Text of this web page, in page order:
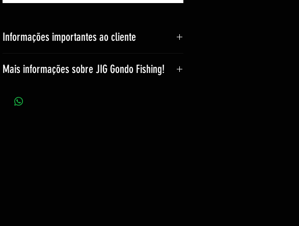
Informações importantes ao cliente
O prazo de entrega pode aumentar, conforme a
manualmente.
Mantenha lonje de crianças.
Mais informações sobre JIG Gondo Fishing!